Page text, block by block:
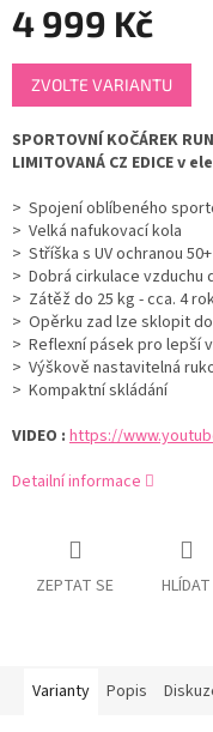
4 999 Kč
Měrná
cena:
ZVOLTE VARIANTU
SPORTOVNÍ KOČÁREK
LIMITOVANÁ CZ EDICE
> Spojení oblíbeného
> Velká nafukovací kola
> Stříška s UV ochranou 50+
> Dobrá cirkulace vzduchu
> Zátěž do 25 kg - cca. 4
> Opěrku zad lze sklopit
> Reflexní pásek pro lepší
> Výškově nastavitelná
> Kompaktní skládání
VIDEO : https://
Detailní informace
ZEPTAT SE HLÍDAT
Varianty Popis